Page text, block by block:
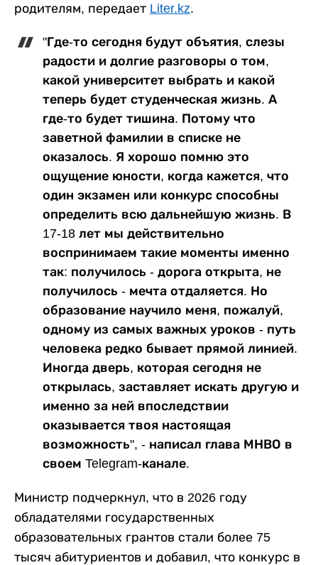
родителям, передает Liter.kz.
"Где-то сегодня будут объятия, слезы
радости и долгие разговоры о том,
какой университет выбрать и какой
теперь будет студенческая жизнь. А
где-то будет тишина. Потому что
заветной фамилии в списке не
оказалось. Я хорошо помню это
ощущение юности, когда кажется, что
один экзамен или конкурс способны
определить всю дальнейшую жизнь. В
17-18 лет мы действительно
воспринимаем такие моменты именно
так: получилось - дорога открыта, не
получилось - мечта отдаляется. Но
образование научило меня, пожалуй,
одному из самых важных уроков - путь
человека редко бывает прямой линией.
Иногда дверь, которая сегодня не
открылась, заставляет искать другую и
именно за ней впоследствии
оказывается твоя настоящая
возможность", - написал глава МНВО в
своем Telegram-канале.
Министр подчеркнул, что в 2026 году
обладателями государственных
образовательных грантов стали более 75
тысяч абитуриентов и добавил, что конкурс в